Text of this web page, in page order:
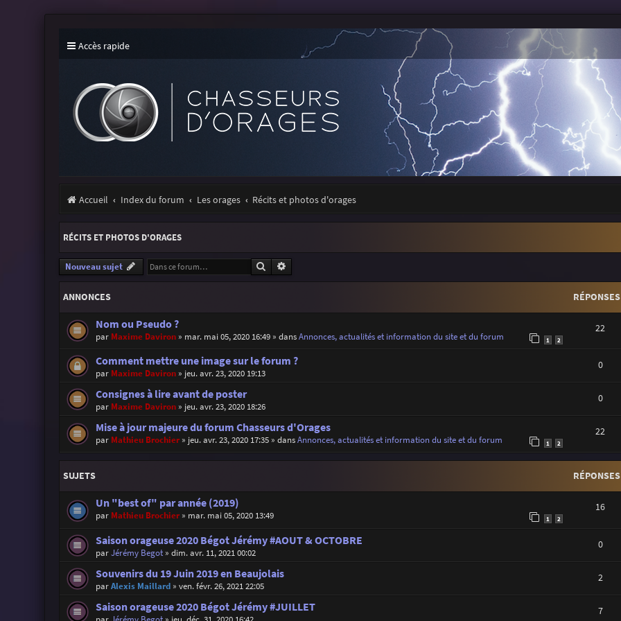
Accès rapide
Accueil Index du forum Les orages Récits et photos d'orages
RÉCITS ET PHOTOS D'ORAGES
Nouveau sujet Rechercher
ANNONCES RÉPONSES
Nom ou Pseudo ?
par Maxime Daviron» mar. mai 05, 2020 16:49» dansAnnonces, actualités et information du site et du forum 1 2
22
Comment mettre une image sur le forum ?
par Maxime Daviron» jeu. avr. 23, 2020 19:13
0
Consignes à lire avant de poster
par Maxime Daviron» jeu. avr. 23, 2020 18:26
0
Mise à jour majeure du forum Chasseurs d'Orages
par Mathieu Brochier» jeu. avr. 23, 2020 17:35» dansAnnonces, actualités et information du site et du forum 1 2
22
SUJETS RÉPONSES
Un "best of" par année (2019)
par Mathieu Brochier» mar. mai 05, 2020 13:49 1 2
16
Saison orageuse 2020 Bégot Jérémy #AOUT & OCTOBRE
parJérémy Begot» dim. avr. 11, 2021 00:02
0
Souvenirs du 19 Juin 2019 en Beaujolais
parAlexis Maillard» ven. févr. 26, 2021 22:05
2
Saison orageuse 2020 Bégot Jérémy #JUILLET 7